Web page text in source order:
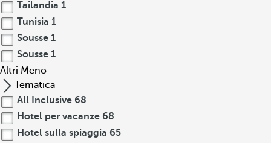
Tailandia 1
Tunisia 1
Sousse 1
Sousse 1
Altri Meno
Tematica
All Inclusive 68
Hotel per vacanze 68
Hotel sulla spiaggia 65